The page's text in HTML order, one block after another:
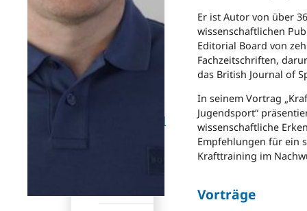
15 CME-
Punkte
Rahmenprogramm
Festabend
Er ist Autor von über
wissenschaftlichen
Editorial Board von
Fachzeitschriften,
das British Journal of
In seinem Vortrag
Jugendsport“
wissenschaftliche
Empfehlungen für ein
Krafttraining im
Vorträge